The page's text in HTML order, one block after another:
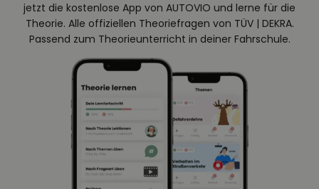
jetzt die kostenlose App von AUTOVIO und lerne für die
Theorie. Alle offiziellen Theoriefragen von TÜV | DEKRA.
Passend zum Theorieunterricht in deiner Fahrschule.